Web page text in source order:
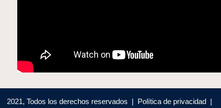
2021, Todos los derechos reservados | Política de privacidad |